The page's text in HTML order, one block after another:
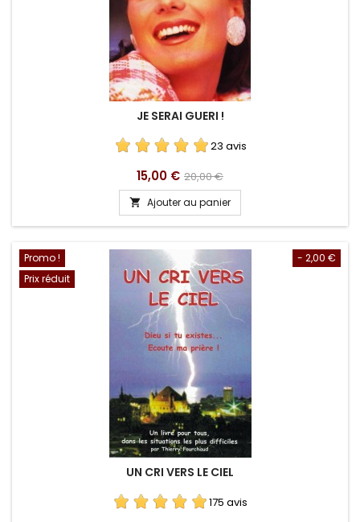
JE SERAI GUERI !
23 avis
Prix
15,00 € Prix
de
base
20,00 €
 Ajouter au panier
- 2,00 €
Promo !
Prix réduit
UN CRI VERS LE CIEL
175 avis